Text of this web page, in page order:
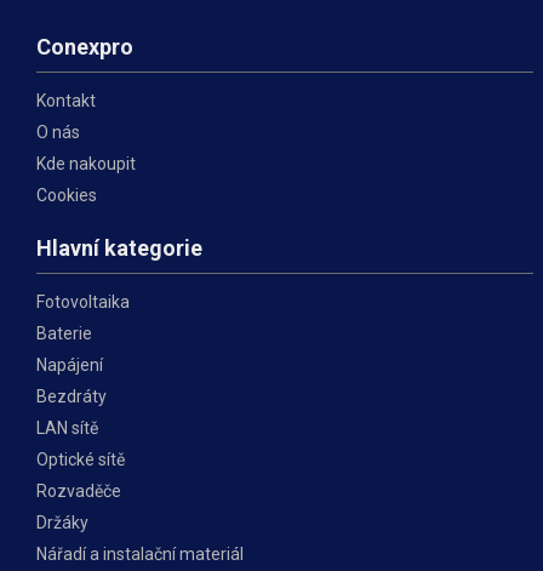
Conexpro
Kontakt
O nás
Kde nakoupit
Cookies
Hlavní kategorie
Fotovoltaika
Baterie
Napájení
Bezdráty
LAN sítě
Optické sítě
Rozvaděče
Držáky
Nářadí a instalační materiál